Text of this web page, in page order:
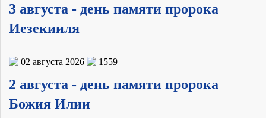
3 августа - день памяти пророка
Иезекииля
02 августа 2026 1559
2 августа - день памяти пророка
Божия Илии